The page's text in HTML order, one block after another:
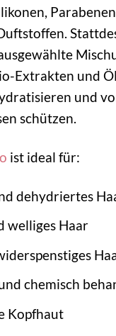
Extrakten und
und
schützen.
ist ideal für:
dehydriertes
welliges Haar
chemisch
Kopfhaut